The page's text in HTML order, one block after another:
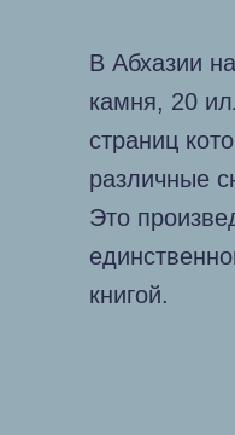
В Абхазии
камня, 20
страниц
различные
Это
книгой.